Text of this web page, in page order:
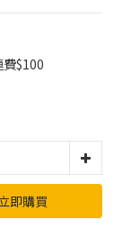
$100
即購買